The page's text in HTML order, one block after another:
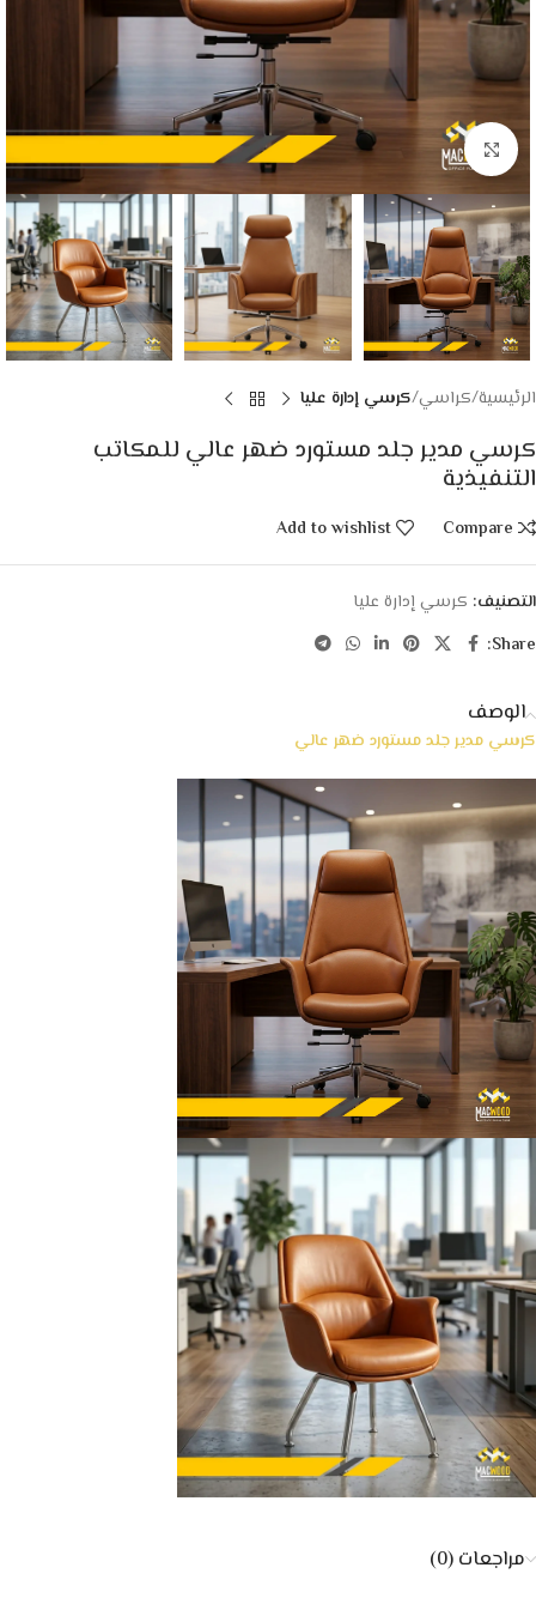
Click to enlarge
الرئيسية كراسي كرسي إدارة عليا
كرسي مدير جلد مستورد ضهر عالي للمكاتب
التنفيذية
Compare
Add to wishlist
التصنيف: كرسي إدارة عليا
Share:
الوصف
كرسي مدير جلد مستورد ضهر عالي
مراجعات (0)